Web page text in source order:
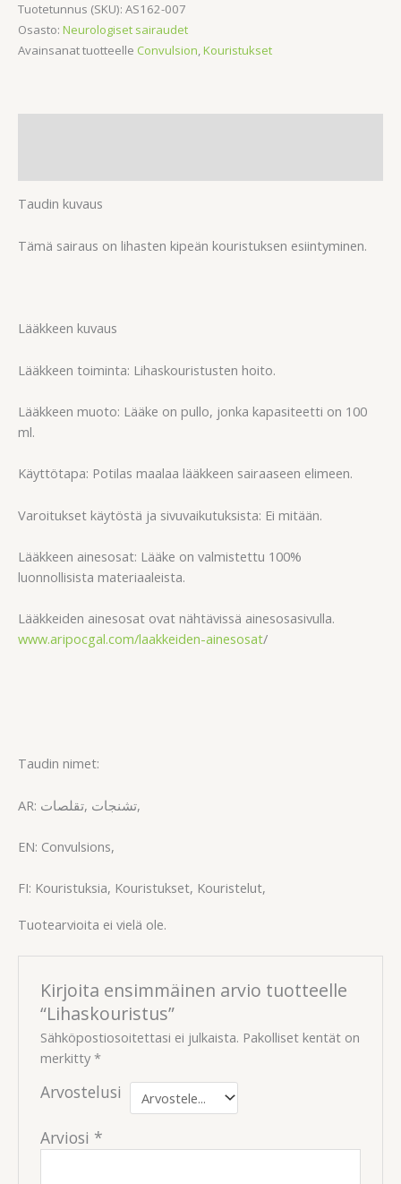
Tuotetunnus (SKU): AS162-007
Osasto: Neurologiset sairaudet
Avainsanat tuotteelle Convulsion,Kouristukset
Taudin kuvaus
Tämä sairaus on lihasten kipeän kouristuksen esiintyminen.
Lääkkeen kuvaus
Lääkkeen toiminta: Lihaskouristusten hoito.
Lääkkeen muoto: Lääke on pullo, jonka kapasiteetti on 100
ml.
Käyttötapa: Potilas maalaa lääkkeen sairaaseen elimeen.
Varoitukset käytöstä ja sivuvaikutuksista: Ei mitään.
Lääkkeen ainesosat: Lääke on valmistettu 100%
luonnollisista materiaaleista.
Lääkkeiden ainesosat ovat nähtävissä ainesosasivulla.
www.aripocgal.com/laakkeiden-ainesosat/
Taudin nimet:
AR: تشنجات ,تقلصات,
EN: Convulsions,
FI: Kouristuksia, Kouristukset, Kouristelut,
Tuotearvioita ei vielä ole.
Kirjoita ensimmäinen arvio tuotteelle
“Lihaskouristus”
Sähköpostiosoitettasi ei julkaista. Pakolliset kentät on
merkitty*
Arvostelusi
Arviosi *